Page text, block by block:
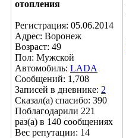
отопления
Регистрация: 05.06.2014
Адрес: Воронеж
Возраст: 49
Пол: Мужской
Автомобиль: LADA
Сообщений: 1,708
Записей в дневнике: 2
Сказал(а) спасибо: 390
Поблагодарили 221
раз(а) в 140 сообщениях
Вес репутации: 14